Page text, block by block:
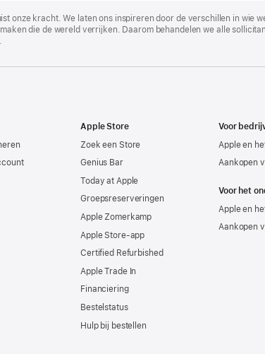
onze kracht. We laten ons inspireren door de verschillen in wie
die de wereld verrijken. Daarom behandelen we alle
Apple Store
Zoek een Store
Genius Bar
Today at Apple
Groepsreserveringen
Apple Zomerkamp
Apple Store-app
Certified Refurbished
Apple Trade In
Financiering
Bestelstatus
Hulp bij bestellen
Voor
Apple en
Aankopen
Voor het
Apple en
Aankopen